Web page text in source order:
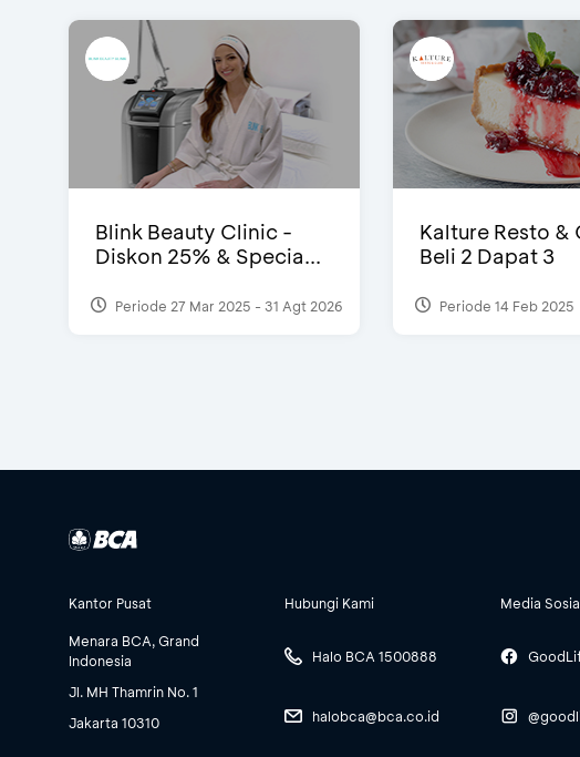
Blink Beauty Clinic -
Diskon 25% & Specia...
Periode 27 Mar 2025 - 31 Agt 2026
Kalture Resto &
Beli 2 Dapat 3
Periode 14 Feb 2025
Kantor Pusat
Menara BCA, Grand
Indonesia
Jl. MH Thamrin No. 1
Jakarta 10310
Hubungi Kami
Halo BCA 1500888
halobca@bca.co.id
Media